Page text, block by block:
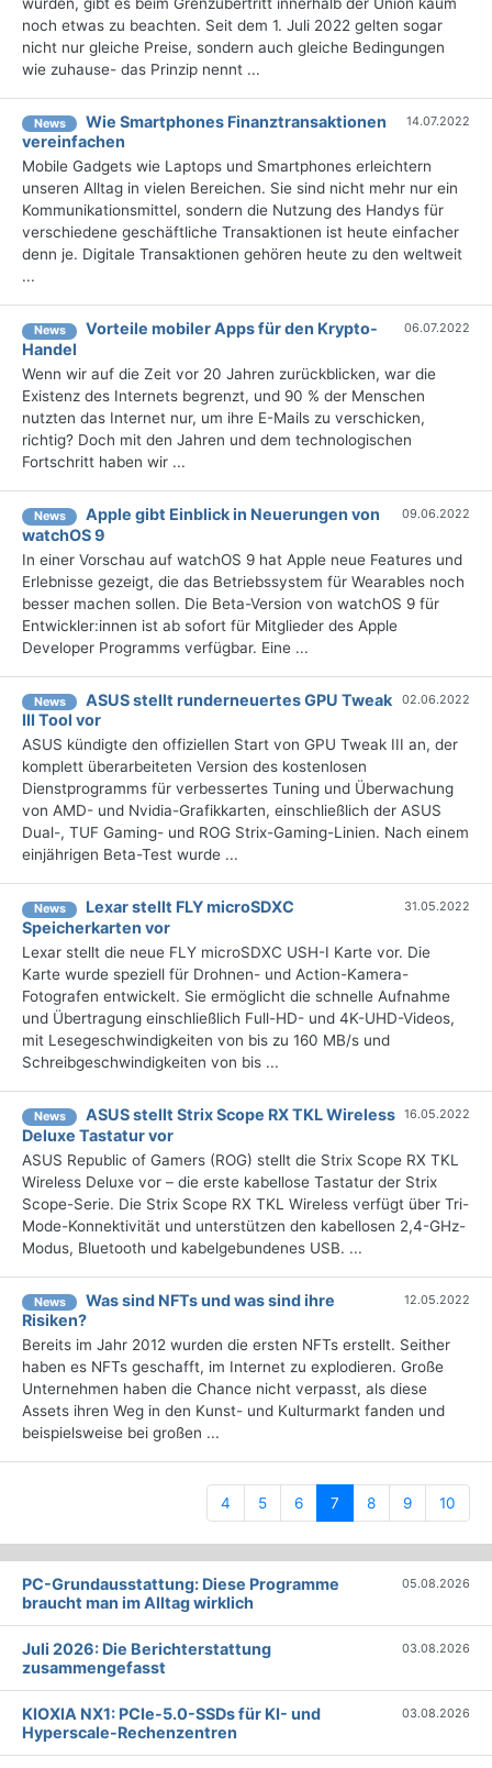
noch etwas zu beachten. Seit dem 1. Juli 2022 gelten sogar
nicht nur gleiche Preise, sondern auch gleiche Bedingungen
wie zuhause- das Prinzip nennt ...
News
Wie Smartphones Finanztransaktionen
vereinfachen
14.07.2022
Mobile Gadgets wie Laptops und Smartphones erleichtern
unseren Alltag in vielen Bereichen. Sie sind nicht mehr nur ein
Kommunikationsmittel, sondern die Nutzung des Handys für
verschiedene geschäftliche Transaktionen ist heute einfacher
denn je. Digitale Transaktionen gehören heute zu den weltweit
...
News
Vorteile mobiler Apps für den Krypto-
Handel
06.07.2022
Wenn wir auf die Zeit vor 20 Jahren zurückblicken, war die
Existenz des Internets begrenzt, und 90 % der Menschen
nutzten das Internet nur, um ihre E-Mails zu verschicken,
richtig? Doch mit den Jahren und dem technologischen
Fortschritt haben wir ...
News
Apple gibt Einblick in Neuerungen von
watchOS 9
09.06.2022
In einer Vorschau auf watchOS 9 hat Apple neue Features und
Erlebnisse gezeigt, die das Betriebssystem für Wearables noch
besser machen sollen. Die Beta-Version von watchOS 9 für
Entwickler:innen ist ab sofort für Mitglieder des Apple
Developer Programms verfügbar. Eine ...
News
ASUS stellt runderneuertes GPU Tweak
III Tool vor
02.06.2022
ASUS kündigte den offiziellen Start von GPU Tweak III an, der
komplett überarbeiteten Version des kostenlosen
Dienstprogramms für verbessertes Tuning und Überwachung
von AMD- und Nvidia-Grafikkarten, einschließlich der ASUS
Dual-, TUF Gaming- und ROG Strix-Gaming-Linien. Nach einem
einjährigen Beta-Test wurde ...
News
Lexar stellt FLY microSDXC
Speicherkarten vor
31.05.2022
Lexar stellt die neue FLY microSDXC USH-I Karte vor. Die
Karte wurde speziell für Drohnen- und Action-Kamera-
Fotografen entwickelt. Sie ermöglicht die schnelle Aufnahme
und Übertragung einschließlich Full-HD- und 4K-UHD-Videos,
mit Lesegeschwindigkeiten von bis zu 160 MB/s und
Schreibgeschwindigkeiten von bis ...
News
ASUS stellt Strix Scope RX TKL Wireless
Deluxe Tastatur vor
16.05.2022
ASUS Republic of Gamers (ROG) stellt die Strix Scope RX TKL
Wireless Deluxe vor – die erste kabellose Tastatur der Strix
Scope-Serie. Die Strix Scope RX TKL Wireless verfügt über Tri-
Mode-Konnektivität und unterstützen den kabellosen 2,4-GHz-
Modus, Bluetooth und kabelgebundenes USB. ...
News
Was sind NFTs und was sind ihre
Risiken?
12.05.2022
Bereits im Jahr 2012 wurden die ersten NFTs erstellt. Seither
haben es NFTs geschafft, im Internet zu explodieren. Große
Unternehmen haben die Chance nicht verpasst, als diese
Assets ihren Weg in den Kunst- und Kulturmarkt fanden und
beispielsweise bei großen ...
4 5 6 7 (current)
8 9 10
PC-Grundausstattung: Diese Programme
braucht man im Alltag wirklich
05.08.2026
Juli 2026: Die Bericht­erstattung
zusammengefasst
03.08.2026
KIOXIA NX1: PCIe-5.0-SSDs für KI- und
Hyperscale-Rechenzentren
03.08.2026